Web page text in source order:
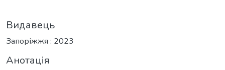
Видавець
Запоріжжя : 2023
Анотація